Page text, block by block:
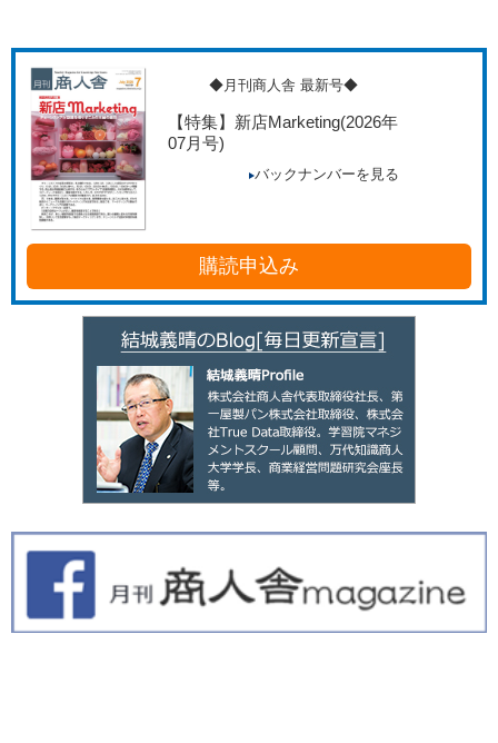
◆月刊商人舎 最新号◆
【特集】新店Marketing(2026年
07月号)
バックナンバーを見る
購読申込み